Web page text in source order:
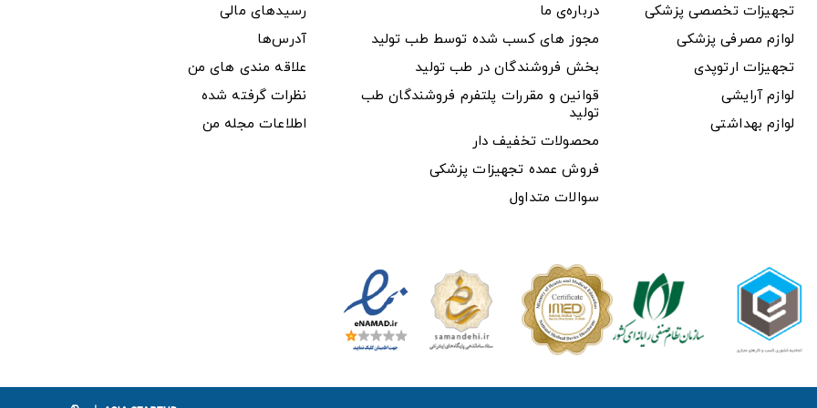
تجهیزات تخصصی پزشکی
لوازم مصرفی پزشکی
تجهیزات ارتوپدی
لوازم آرایشی
لوازم بهداشتی
درباره‌ی ما
مجوز های کسب شده توسط طب تولید
بخش فروشندگان در طب تولید
قوانین و مقررات پلتفرم فروشندگان طب
تولید
محصولات تخفیف دار
فروش عمده تجهیزات پزشکی
سوالات متداول
رسیدهای مالی
آدرس‌ها
علاقه مندی های من
نظرات گرفته شده
اطلاعات مجله من